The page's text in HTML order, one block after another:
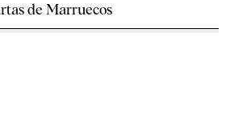
de Marruecos